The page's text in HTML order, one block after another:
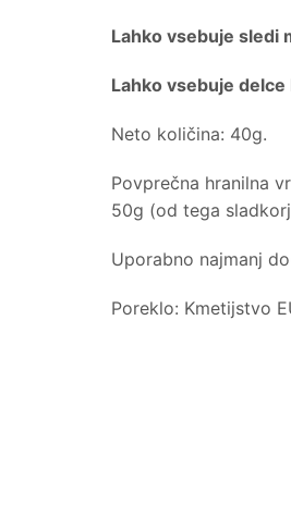
Lahko vsebuje sledi
Lahko vsebuje
Neto količina: 40g.
Povprečna hranilna
50g (od tega
Uporabno najmanj
Poreklo: Kmetijstvo